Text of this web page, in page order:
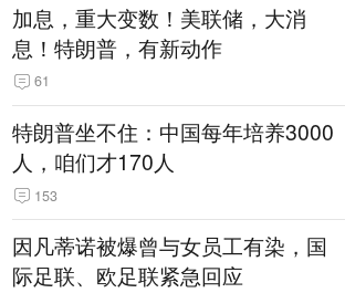
加息，重大变数！美联储，大消
息！特朗普，有新动作
61
特朗普坐不住：中国每年培养3000
人，咱们才170人
153
因凡蒂诺被爆曾与女员工有染，国
际足联、欧足联紧急回应